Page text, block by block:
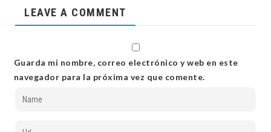
LEAVE A COMMENT
Guarda mi nombre, correo electrónico y web en este
navegador para la próxima vez que comente.